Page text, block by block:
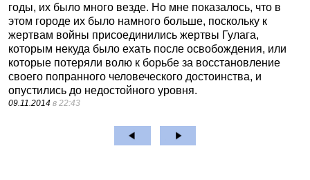
годы, их было много везде. Но мне показалось, что в
этом городе их было намного больше, поскольку к
жертвам войны присоединились жертвы Гулага,
которым некуда было ехать после освобождения, или
которые потеряли волю к борьбе за восстановление
своего попранного человеческого достоинства, и
опустились до недостойного уровня.
09.11.2014 в 22:43